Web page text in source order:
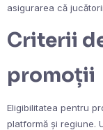
asigurarea că
Criterii
promoții
Eligibilitatea pentru
platformă și regiune.